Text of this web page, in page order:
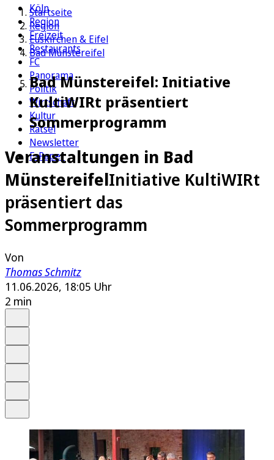
Köln
Region
Freizeit
Restaurants
FC
Panorama
Politik
Wirtschaft
Kultur
Rätsel
Newsletter
E-Paper
Startseite
Region
Euskirchen & Eifel
Bad Münstereifel
Bad Münstereifel: Initiative
KultiWIRt präsentiert
Sommerprogramm
Veranstaltungen in Bad
MünstereifelInitiative KultiWIRt
präsentiert das
Sommerprogramm
Von
Thomas Schmitz
11.06.2026, 18:05 Uhr
2 min